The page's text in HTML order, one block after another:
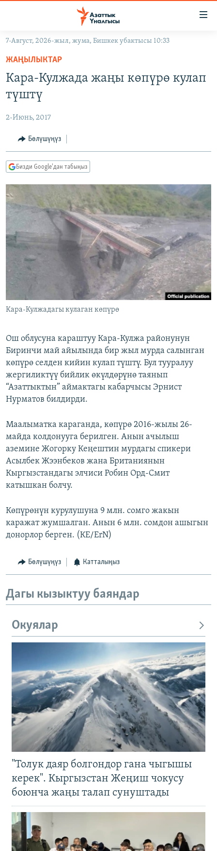
Навигацияга
өтүңүз
Издөөгө
салыңызКЫРГЫЗСТАН
ЭКОНОМИКА
МАДАНИЯТ
ДҮЙНӨ
БОРБОР АЗИЯ
УКРАИНА
АТАЙЫН ИЛИКТӨӨ
ТВ ПРОГРАММАЛАР
ЭКСПЕРТТЕР ТАЛДАЙТ
ДАНИСТЕ
ЭЖЕ-СИҢДИЛЕР
АЗАТТЫК+
ЫҢГАЙСЫЗ СУРООЛОР
ӨЗГӨЧӨ ПИКИР
Русский
ОНЛАЙН ШЕРИНЕ
ЭЕ/АРнун бардык сайттары
7-Август, 2026-жыл, жума, Бишкек убактысы 10:33
ЖАҢЫЛЫКТАР
Кара-Кулжада жаңы көпүрө кулап
түштү
2-Июнь, 2017
Бөлүшүңүз
Бизди Google'дан табыңыз
Кара-Кулжадагы кулаган көпүрө
Ош облусуна караштуу Кара-Кулжа районунун
Биринчи май айылында бир жыл мурда салынган
көпүрө селден кийин кулап түштү. Бул тууралуу
жергиликтүү бийлик өкүлдөрүнө таянып
“Азаттыктын” аймактагы кабарчысы Эрнист
Нурматов билдирди.
Маалыматка караганда, көпүрө 2016-жылы 26-
майда колдонууга берилген. Анын ачылыш
аземине Жогорку Кеңештин мурдагы спикери
Асылбек Жээнбеков жана Британиянын
Кыргызстандагы элчиси Робин Орд-Смит
катышкан болчу.
Көпүрөнүн курулушуна 9 млн. сомго жакын
каражат жумшалган. Анын 6 млн. сомдон ашыгын
донорлор берген. (КЕ/ErN)
Бөлүшүңүз Катталыңыз
Дагы кызыктуу баяндар
Окуялар
"Толук даяр болгондор гана чыгышы
керек". Кыргызстан Жеңиш чокусу
боюнча жаңы талап сунуштады